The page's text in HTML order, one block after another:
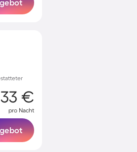
33 €
pro Nacht